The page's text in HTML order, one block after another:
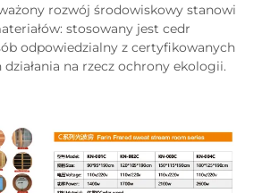
rozwój środowiskowy stanowi
stosowany jest cedr
odpowiedzialny z certyfikowanych
na rzecz ochrony ekologii.